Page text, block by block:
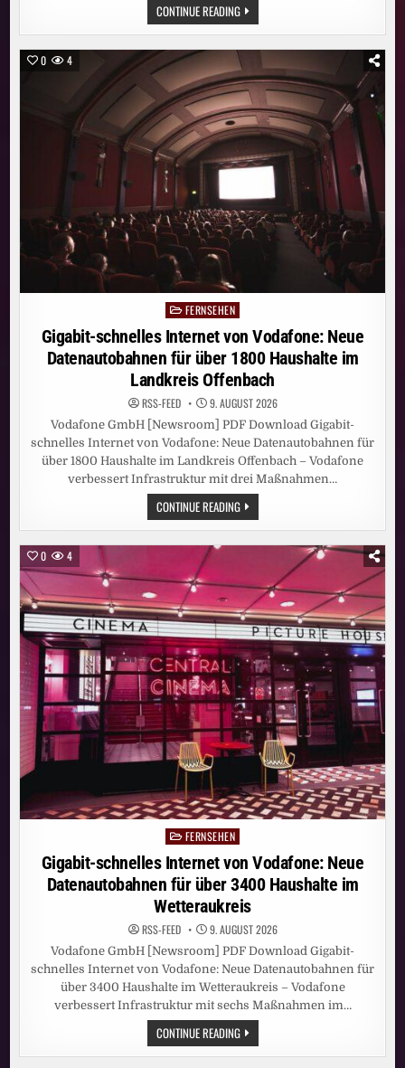
CONTINUE READINGTHEATER:
VERGESST
DIE
STREAMS,
DAS
IST
LIVE
0 4
Posted
in
FERNSEHEN
Gigabit-schnelles Internet von Vodafone: Neue
Datenautobahnen für über 1800 Haushalte im
Landkreis Offenbach
RSS-FEED 9. AUGUST 2026
Vodafone GmbH [Newsroom] PDF Download Gigabit-
schnelles Internet von Vodafone: Neue Datenautobahnen für
über 1800 Haushalte im Landkreis Offenbach – Vodafone
verbessert Infrastruktur mit drei Maßnahmen…
CONTINUE READINGGIGABIT-
SCHNELLES
INTERNET
VON
DATENAUTOBAHNEN
FÜR
ÜBER
1800
HAUSHALTE
IM
LANDKREIS
OFFENBACH
0 4
Posted
in
FERNSEHEN
Gigabit-schnelles Internet von Vodafone: Neue
Datenautobahnen für über 3400 Haushalte im
Wetteraukreis
RSS-FEED 9. AUGUST 2026
Vodafone GmbH [Newsroom] PDF Download Gigabit-
schnelles Internet von Vodafone: Neue Datenautobahnen für
über 3400 Haushalte im Wetteraukreis – Vodafone
verbessert Infrastruktur mit sechs Maßnahmen im…
CONTINUE READINGGIGABIT-
SCHNELLES
INTERNET